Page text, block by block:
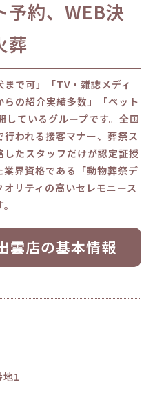
予約、WEB決
葬
まで可」「TV・雑誌メディ
の紹介実績多数」「ペット
ているグループです。全国
われる接客マナー、葬祭ス
たスタッフだけが認定証授
界資格である「動物葬祭デ
リティの高いセレモニース
店の基本情報
地1